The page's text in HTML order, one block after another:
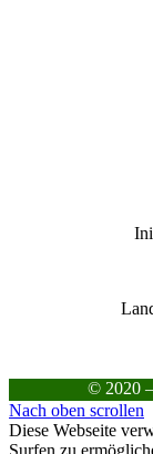
© 2020
Nach oben scrollen
Diese Webseite
Surfen zu